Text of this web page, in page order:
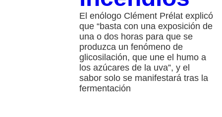
El enólogo Clément Prélat explicó
que “basta con una exposición de
una o dos horas para que se
produzca un fenómeno de
glicosilación, que une el humo a
los azúcares de la uva”, y el
sabor solo se manifestará tras la
fermentación